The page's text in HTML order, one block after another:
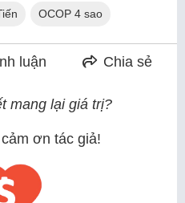
OCOP 4 sao
luận Chia sẻ
mang lại giá trị?
ơn tác giả!